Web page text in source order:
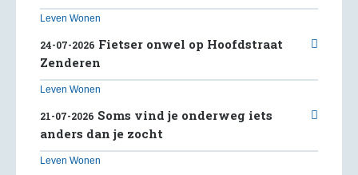
Leven Wonen
24-07-2026 Fietser onwel op Hoofdstraat
Zenderen
Leven Wonen
21-07-2026 Soms vind je onderweg iets
anders dan je zocht
Leven Wonen